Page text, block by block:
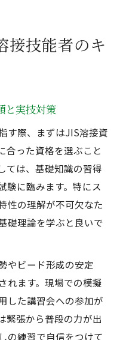
接技能者のキ
と実技対策
す際、まずはJIS溶接資
合った資格を選ぶこと
ては、基礎知識の習得
験に臨みます。特にス
性の理解が不可欠なた
礎理論を学ぶと良いで
やビード形成の安定
れます。現場での模擬
した講習会への参加が
緊張から普段の力が出
の練習で自信をつけて